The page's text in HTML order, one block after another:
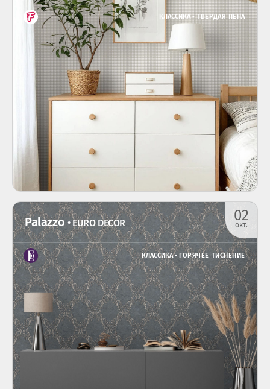
КЛАССИКА •ТВЕРДАЯ ПЕНА
02
окт.
Palazzo • EURO DECOR
КЛАССИКА •ГОРЯЧЕЕ ТИСНЕНИЕ